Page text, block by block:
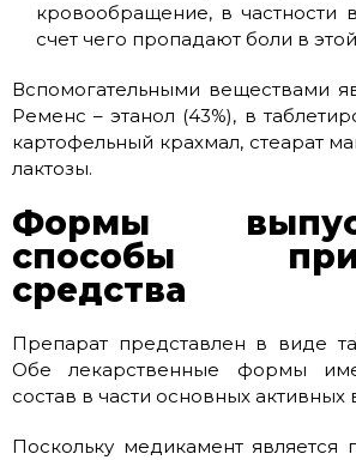
кровообращение, в частности
счет чего пропадают боли в
Вспомогательными веществами
Ременс – этанол (43%), в
картофельный крахмал, стеарат
лактозы.
Формы
способы
средства
Препарат представлен в виде
Обе лекарственные формы
состав в части основных активных
Поскольку медикамент является